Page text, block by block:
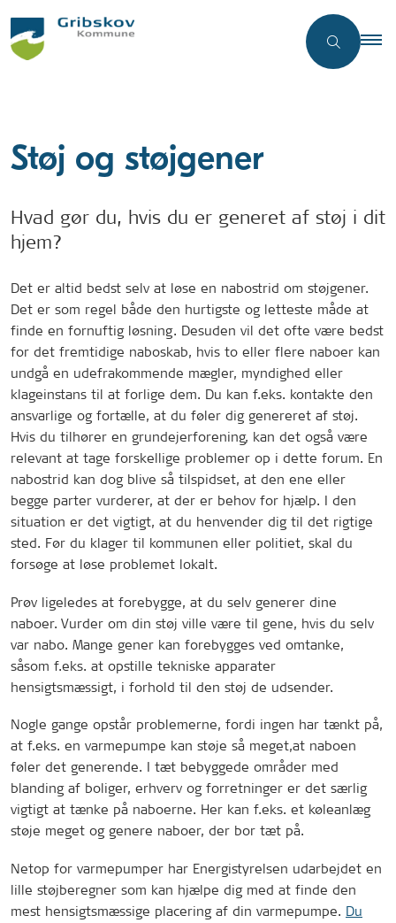
Støj og støjgener
Hvad gør du, hvis du er generet af støj i dit
hjem?
Det er altid bedst selv at løse en nabostrid om støjgener.
Det er som regel både den hurtigste og letteste måde at
finde en fornuftig løsning. Desuden vil det ofte være bedst
for det fremtidige naboskab, hvis to eller flere naboer kan
undgå en udefrakommende mægler, myndighed eller
klageinstans til at forlige dem. Du kan f.eks. kontakte den
ansvarlige og fortælle, at du føler dig genereret af støj.
Hvis du tilhører en grundejerforening, kan det også være
relevant at tage forskellige problemer op i dette forum. En
nabostrid kan dog blive så tilspidset, at den ene eller
begge parter vurderer, at der er behov for hjælp. I den
situation er det vigtigt, at du henvender dig til det rigtige
sted. Før du klager til kommunen eller politiet, skal du
forsøge at løse problemet lokalt.
Prøv ligeledes at forebygge, at du selv generer dine
naboer. Vurder om din støj ville være til gene, hvis du selv
var nabo. Mange gener kan forebygges ved omtanke,
såsom f.eks. at opstille tekniske apparater
hensigtsmæssigt, i forhold til den støj de udsender.
Nogle gange opstår problemerne, fordi ingen har tænkt på,
at f.eks. en varmepumpe kan støje så meget,at naboen
føler det generende. I tæt bebyggede områder med
blanding af boliger, erhverv og forretninger er det særlig
vigtigt at tænke på naboerne. Her kan f.eks. et køleanlæg
støje meget og genere naboer, der bor tæt på.
Netop for varmepumper har Energistyrelsen udarbejdet en
lille støjberegner som kan hjælpe dig med at finde den
mest hensigtsmæssige placering af din varmepumpe. Du